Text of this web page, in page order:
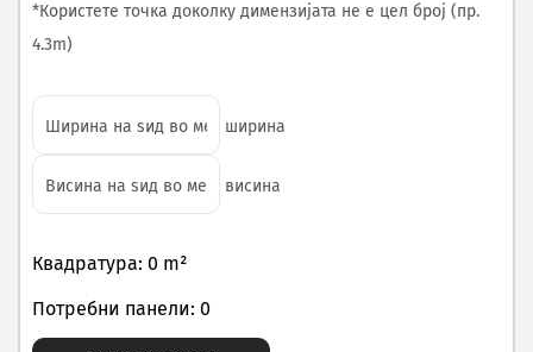
*Користете точка доколку димензијата не е цел број (пр.
4.3m)
ширина
висина
Квадратура: 0 m²
Потребни панели: 0